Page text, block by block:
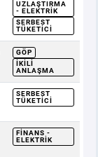
UZLAŞTIRMA
- ELEKTRIK
SERBEST
TÜKETICI
GÖP
İKILI
ANLAŞMA
SERBEST
TÜKETICI
FINANS -
ELEKTRIK